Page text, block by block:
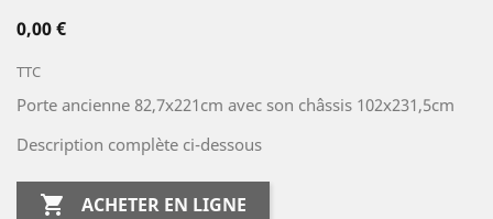
0,00 €
TTC
Porte ancienne 82,7x221cm avec son châssis 102x231,5cm
Description complète ci-dessous
 ACHETER EN LIGNE